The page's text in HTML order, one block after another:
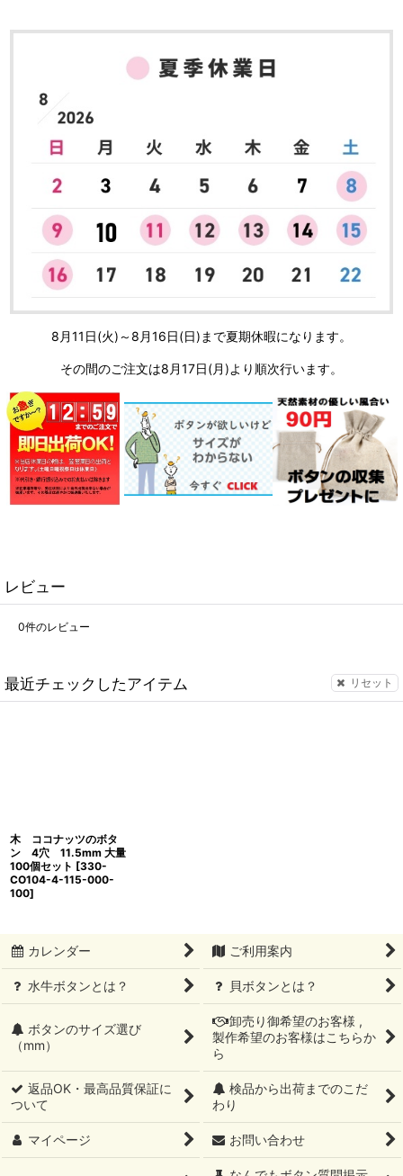
8月11日(火)～8月16日(日)まで夏期休暇になります。
その間のご注文は8月17日(月)より順次行います。
レビュー
0件のレビュー
最近チェックしたアイテム リセット
木 ココナッツのボタ
ン 4穴 11.5mm 大量
100個セット [330-
CO104-4-115-000-
100]
カレンダー ご利用案内
水牛ボタンとは？ 貝ボタンとは？
ボタンのサイズ選び
（mm）
卸売り御希望のお客様 ,
製作希望のお客様はこちらか
ら
返品OK・最高品質保証に
ついて
検品から出荷までのこだ
わり
マイページ お問い合わせ